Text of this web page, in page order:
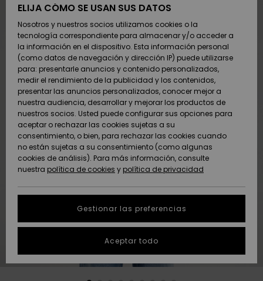
Zapatos y
chanclas
Surf
Snow
Novedades
Destacados
Zapatos y
chanclas
Surf
Snow
Novedades
Destacados
Destacados
Snow
SURF
Highlights
Comunidad
SNOW
Snow Niños
Tienda
Snow Mujer
Destacados
Comunidad
DOBLE
PROMO
Outlet
Mujer
AYUDA &
CONTACTO
Devoluciones
Pago
Tarjeta de
regalo
Quiksilver
Freedom
Protección de
datos
personales
Inicia una
conversación
la respuesta
SOSTENIBILIDAD
ELIJA CÓMO SE USAN SUS DATOS
Nosotros y nuestros socios utilizamos cookies o la
tecnología correspondiente para almacenar y/o acceder a
la información en el dispositivo. Esta información personal
(como datos de navegación y dirección IP) puede utilizarse
para: presentarle anuncios y contenido personalizados,
medir el rendimiento de la publicidad y los contenidos,
presentar las anuncios personalizados, conocer mejor a
nuestra audiencia, desarrollar y mejorar los productos de
nuestros socios. Usted puede configurar sus opciones para
aceptar o rechazar las cookies sujetas a su
consentimiento, o bien, para rechazar las cookies cuando
no están sujetas a su consentimiento (como algunas
cookies de análisis). Para más información, consulte
nuestra política de cookies y política de privacidad
Gestionar las preferencias
Aceptar todo